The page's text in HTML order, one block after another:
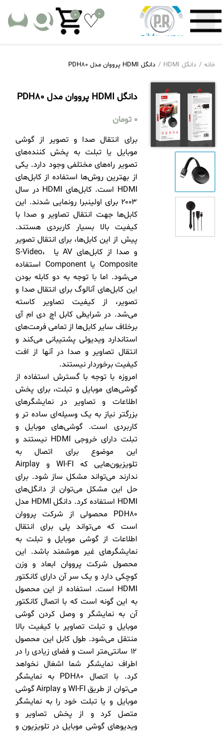
0
0
خانه دانگل HDMI دانگل HDMI پرووان مدل PDH80
دانگل HDMI پرووان مدل PDH80
0 تومان
برای انتقال صدا و تصویر از گوشی
موبایل یا تبلت به پخش کننده‌های
تصویر راه‌های مختلفی وجود دارد. یکی
از بهترین روش‌ها استفاده از کابل‌های
HDMI است. کابل‌های HDMI در سال
۲۰۰۳ برای اولینبرا رونمایی شدند. این
کابل‌ها جهت انتقال تصاویر و صدا با
کیفیت بالا بسیار کاربردی هستند.
پیش از این کابل‌ها، برای انتقال تصویر
و صدا از کابل‌های AV یا S-Video،
Composite یا Component استفاده
می‌شود. اما با توجه به دو کابله بودن
این کابل‌های آنالوگ برای انتقال صدا و
تصویر، از کیفیت تصاویر کاسته
می‌شد. در شرایطی کابل اچ دی ام آی
برخلاف سایر کابل‌ها از تمامی فرمت‌های
استاندارد ویدیوئی پشتیبانی می‌کند و
انتقال تصاویر و صدا در آنها از افت
کیفیت برخوردار نیستند.
امروزه با توجه با گسترش استفاده از
گوشی‌های موبایل و تبلت، برای پخش
اطلاعات و تصاویر در نمایشگرهای
بزرگتر نیاز به یک وسیله‌ای ساده تر و
کاربردی است. گوشی‌های موبایل و
تبلت دارای خروجی HDMI نیستند و
این موضوع برای اتصال به
تلویزیون‌هایی که WI-FI و Airplay
ندارند می‌تواند مشکل ساز شود. برای
حل این مشکل می‌توان از دانگل‌های
HDMI استفاده کرد. دانگل HDMI مدل
PDH80 محصولی از شرکت پرووان
است که می‌تواند پلی برای انتقال
اطلاعات از گوشی موبایل و تبلت به
نمایشگر‌های غیر هوشمند باشد. این
محصول شرکت پرووان ابعاد و وزن
کوچکی دارد و یک سر آن دارای کانکتور
HDMI است. استفاده از این محصول
به این گونه است که با اتصال کانکتور
آن به نمایشگر و وصل کردن گوشی
موبایل و تبلت تصاویر با کیفیت بالا
منتقل می‌شود. طول کابل این محصول
۱۲ سانتی‌متر است و فضای زیادی را در
اطراف نمایشگر شما اشغال نخواهد
کرد. با اتصال PDH80 به نمایشگر
می‌توان از طریق WI-FI و Airplay گوشی
موبایل و یا تبلت خود را به نمایشگر
متصل کرد و از پخش تصاویر و
ویدیو‌های گوشی موبایل در تلویزیون و